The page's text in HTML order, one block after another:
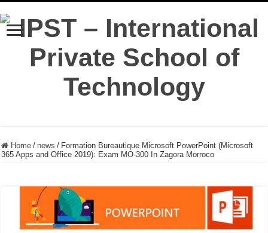
Home / news / Formation Bureautique Microsoft PowerPoint (Microsoft
365 Apps and Office 2019): Exam MO-300 In Zagora Morroco